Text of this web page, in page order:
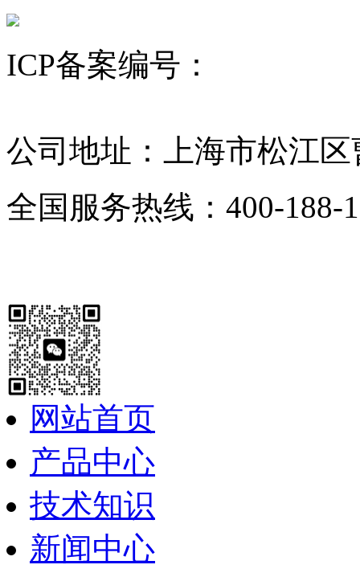
ICP备案编号：
公司地址：上海市松江区
全国服务热线：400-188-
网站首页
产品中心
技术知识
新闻中心